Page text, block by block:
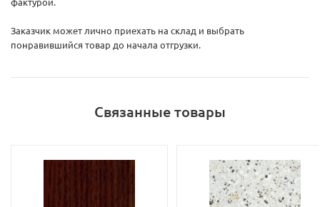
Заказчик может лично приехать на склад и выбрать
понравившийся товар до начала отгрузки.
Связанные товары